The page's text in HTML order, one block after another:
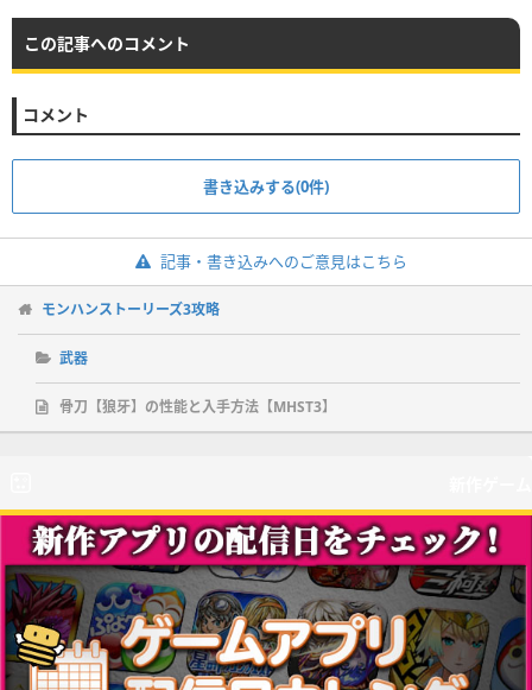
この記事へのコメント
コメント
書き込みする(0件)
記事・書き込みへのご意見はこちら
モンハンストーリーズ3攻略
武器
骨刀【狼牙】の性能と入手方法【MHST3】